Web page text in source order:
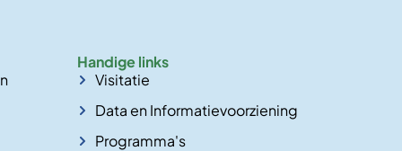
Handige links
Visitatie
Data en Informatievoorziening
Programma's